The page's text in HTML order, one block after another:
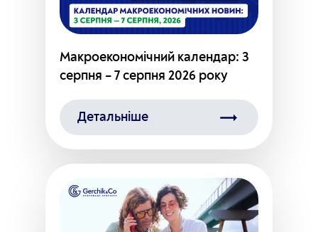
Макроекономічний календар: 3
серпня – 7 серпня 2026 року
Детальніше